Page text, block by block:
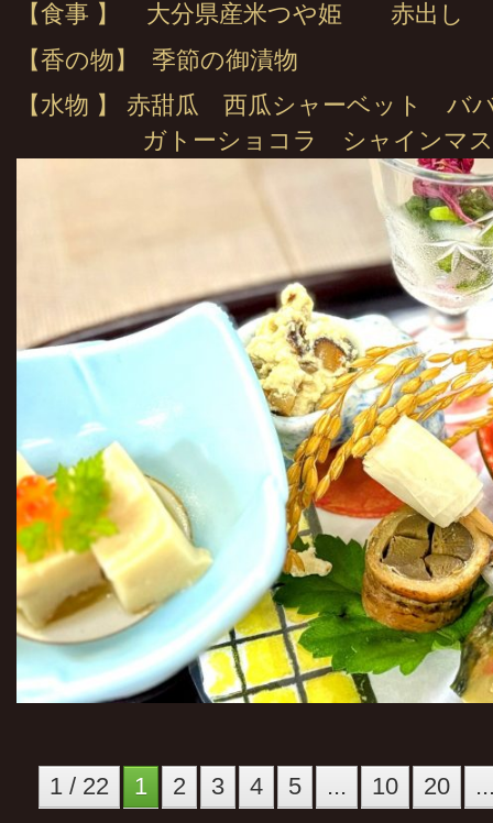
【食事 】 大分県産米つや姫 赤出し
【香の物】 季節の御漬物
【水物 】 赤甜瓜 西瓜シャーベット バ
ガトーショコラ シャインマス
1 / 22 1 2 3 4 5 ... 10 20